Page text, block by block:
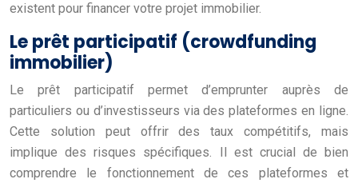
existent pour financer votre projet immobilier.
Le prêt participatif (crowdfunding
immobilier)
Le prêt participatif permet d’emprunter auprès de
particuliers ou d’investisseurs via des plateformes en ligne.
Cette solution peut offrir des taux compétitifs, mais
implique des risques spécifiques. Il est crucial de bien
comprendre le fonctionnement de ces plateformes et